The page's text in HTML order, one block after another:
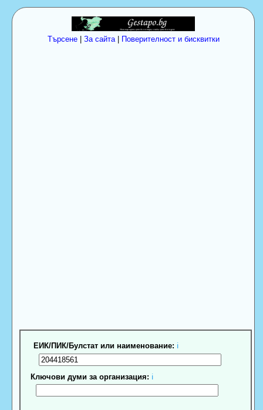
Търсене| За сайта| Поверителност и бисквитки
ЕИК/ПИК/Булстат или наименование: ℹ
Ключови думи за организация: ℹ